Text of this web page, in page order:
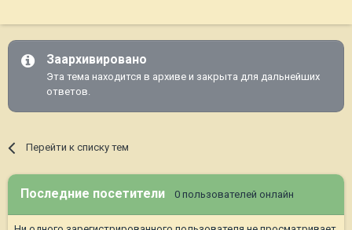
Заархивировано
Эта тема находится в архиве и закрыта для дальнейших
ответов.
Перейти к списку тем
Последние посетители 0 пользователей онлайн